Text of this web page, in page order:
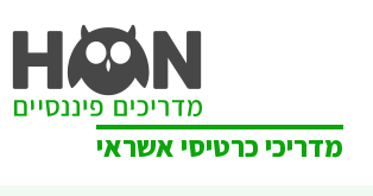
מדריכי כרטיסי אשראי